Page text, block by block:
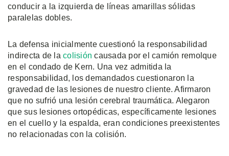
conducir a la izquierda de líneas amarillas sólidas
paralelas dobles.
La defensa inicialmente cuestionó la responsabilidad
indirecta de la colisión causada por el camión remolque
en el condado de Kern. Una vez admitida la
responsabilidad, los demandados cuestionaron la
gravedad de las lesiones de nuestro cliente. Afirmaron
que no sufrió una lesión cerebral traumática. Alegaron
que sus lesiones ortopédicas, específicamente lesiones
en el cuello y la espalda, eran condiciones preexistentes
no relacionadas con la colisión.